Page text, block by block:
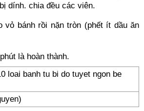
dính. chia đều các viên.
vỏ bánh rồi nặn tròn (phết ít dầu ăn
là hoàn thành.